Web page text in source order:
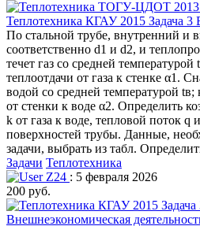
Теплотехника КГАУ 2015 Задача 3
По стальной трубе, внутренний и
соответственно d1 и d2, и
течет газ со средней
теплоотдачи от газа к стенке α1.
водой со средней температурой
от стенки к воде α2. Определить
k от газа к воде, тепловой поток q
поверхностей трубы. Данные,
задачи, выбрать из табл.
Задачи Теплотехника
Z24 : 5 февраля 2026
200 руб.
Внешнеэкономическая